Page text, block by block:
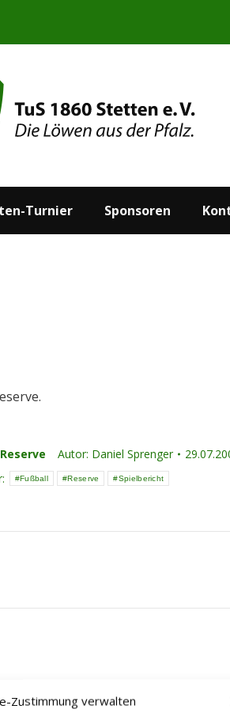
Zustimmung verwalten
Turnier Sponsoren
Autor: Daniel Sprenger
Fußball Reserve Spielbericht
Derbysieg der Ersten –